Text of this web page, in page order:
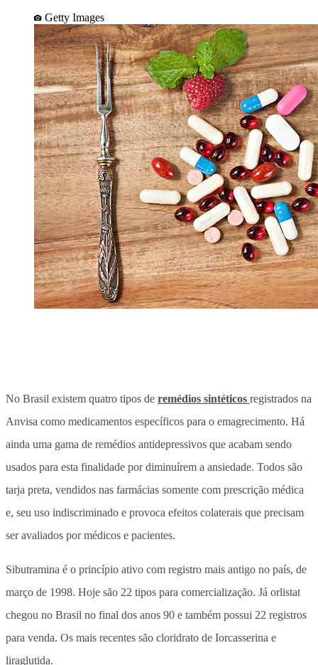
Getty Images
No Brasil existem quatro tipos de remédios sintéticos registrados na
Anvisa como medicamentos específicos para o emagrecimento. Há
ainda uma gama de remédios antidepressivos que acabam sendo
usados para esta finalidade por diminuírem a ansiedade. Todos são
tarja preta, vendidos nas farmácias somente com prescrição médica
e, seu uso indiscriminado e provoca efeitos colaterais que precisam
ser avaliados por médicos e pacientes.
Sibutramina é o princípio ativo com registro mais antigo no país, de
março de 1998. Hoje são 22 tipos para comercialização. Já orlistat
chegou no Brasil no final dos anos 90 e também possui 22 registros
para venda. Os mais recentes são cloridrato de Iorcasserina e
liraglutida.